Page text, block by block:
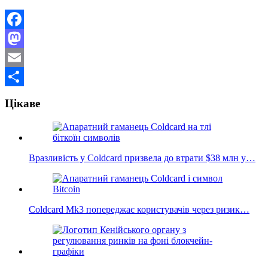
Facebook
Mastodon
Email
Цікаве
Вразливість у Coldcard призвела до втрати $38 млн у…
Coldcard Mk3 попереджає користувачів через ризик…